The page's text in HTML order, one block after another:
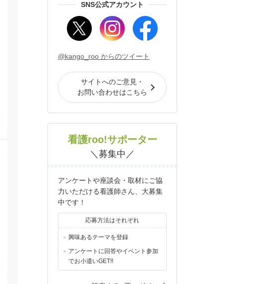
SNS公式アカウント
@kango_roo からのツイート
サイトへのご意見・
お問い合わせはこちら
看護roo!サポーター
＼募集中／
アンケートや座談会・取材にご協
力いただける看護師さん、大募集
中です！
応募方法はそれぞれ
興味あるテーマを登録
アンケートに回答やイベント参加
でお小遣いGET!!